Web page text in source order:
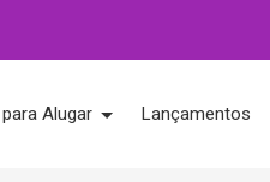
Alugar Lançamentos